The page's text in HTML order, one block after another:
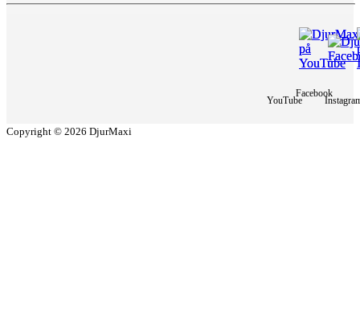
YouTube
Facebook
Copyright © 2026 DjurMaxi